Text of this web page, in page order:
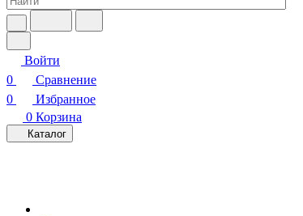
Войти
0
Сравнение
0
Избранное
0 Корзина
Каталог